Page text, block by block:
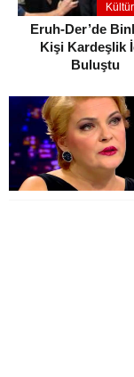
Eruh-Der’de
Kişi Kardeşlik
Buluştu